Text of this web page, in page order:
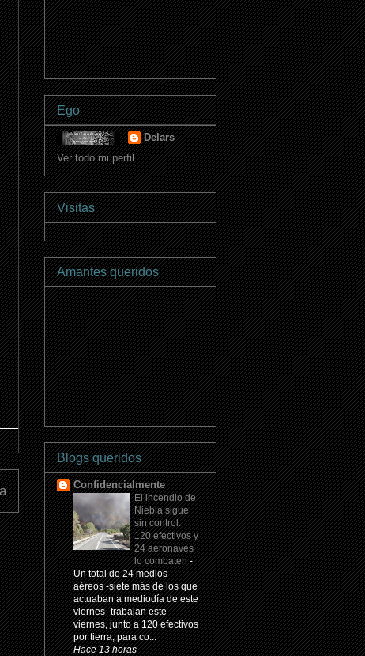
Ego
Delars
Ver todo mi perfil
Visitas
Amantes queridos
Blogs queridos
Confidencialmente
El incendio de
Niebla sigue
sin control:
120 efectivos y
24 aeronaves
lo combaten-
Un total de 24 medios
aéreos -siete más de los que
actuaban a mediodía de este
viernes- trabajan este
viernes, junto a 120 efectivos
por tierra, para co...
Hace 13 horas